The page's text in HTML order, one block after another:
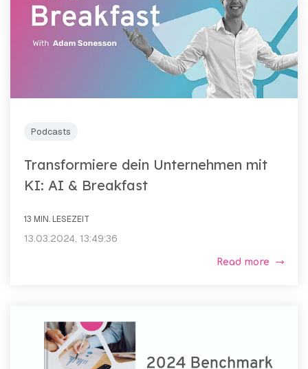
Podcasts
Transformiere dein Unternehmen mit
KI: AI & Breakfast
13 MIN. LESEZEIT
13.03.2024, 13:49:36
Read more